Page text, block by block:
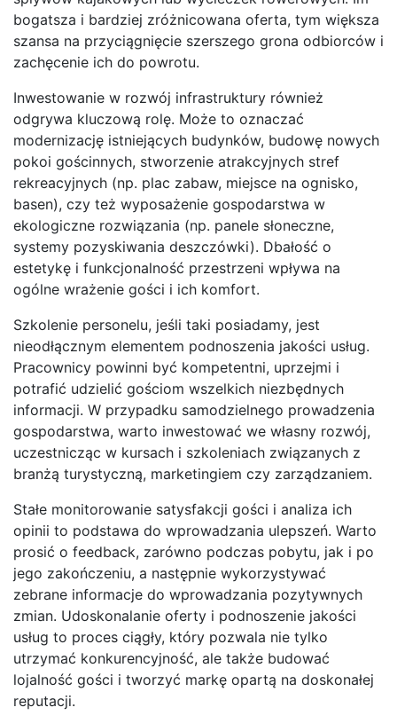
bogatsza i bardziej zróżnicowana oferta, tym większa
szansa na przyciągnięcie szerszego grona odbiorców i
zachęcenie ich do powrotu.
Inwestowanie w rozwój infrastruktury również
odgrywa kluczową rolę. Może to oznaczać
modernizację istniejących budynków, budowę nowych
pokoi gościnnych, stworzenie atrakcyjnych stref
rekreacyjnych (np. plac zabaw, miejsce na ognisko,
basen), czy też wyposażenie gospodarstwa w
ekologiczne rozwiązania (np. panele słoneczne,
systemy pozyskiwania deszczówki). Dbałość o
estetykę i funkcjonalność przestrzeni wpływa na
ogólne wrażenie gości i ich komfort.
Szkolenie personelu, jeśli taki posiadamy, jest
nieodłącznym elementem podnoszenia jakości usług.
Pracownicy powinni być kompetentni, uprzejmi i
potrafić udzielić gościom wszelkich niezbędnych
informacji. W przypadku samodzielnego prowadzenia
gospodarstwa, warto inwestować we własny rozwój,
uczestnicząc w kursach i szkoleniach związanych z
branżą turystyczną, marketingiem czy zarządzaniem.
Stałe monitorowanie satysfakcji gości i analiza ich
opinii to podstawa do wprowadzania ulepszeń. Warto
prosić o feedback, zarówno podczas pobytu, jak i po
jego zakończeniu, a następnie wykorzystywać
zebrane informacje do wprowadzania pozytywnych
zmian. Udoskonalanie oferty i podnoszenie jakości
usług to proces ciągły, który pozwala nie tylko
utrzymać konkurencyjność, ale także budować
lojalność gości i tworzyć markę opartą na doskonałej
reputacji.